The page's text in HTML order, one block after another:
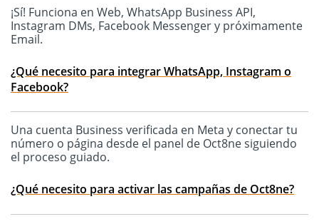
¡Sí! Funciona en Web, WhatsApp Business API,
Instagram DMs, Facebook Messenger y próximamente
Email.
¿Qué necesito para integrar WhatsApp, Instagram o
Facebook?
Una cuenta Business verificada en Meta y conectar tu
número o página desde el panel de Oct8ne siguiendo
el proceso guiado.
¿Qué necesito para activar las campañas de Oct8ne?